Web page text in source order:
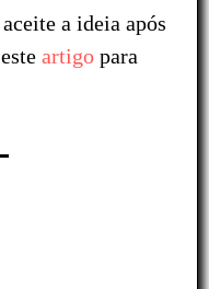
a ideia após
artigo para